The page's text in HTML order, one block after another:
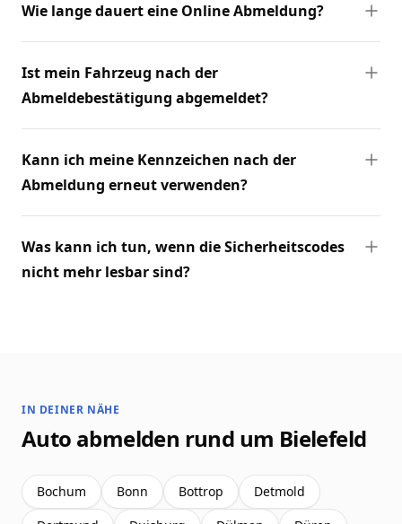
Wie lange dauert eine Online Abmeldung?
Ist mein Fahrzeug nach der
Abmeldebestätigung abgemeldet?
Kann ich meine Kennzeichen nach der
Abmeldung erneut verwenden?
Was kann ich tun, wenn die Sicherheitscodes
nicht mehr lesbar sind?
IN DEINER NÄHE
Auto abmelden rund um Bielefeld
Bochum Bonn Bottrop
Detmold